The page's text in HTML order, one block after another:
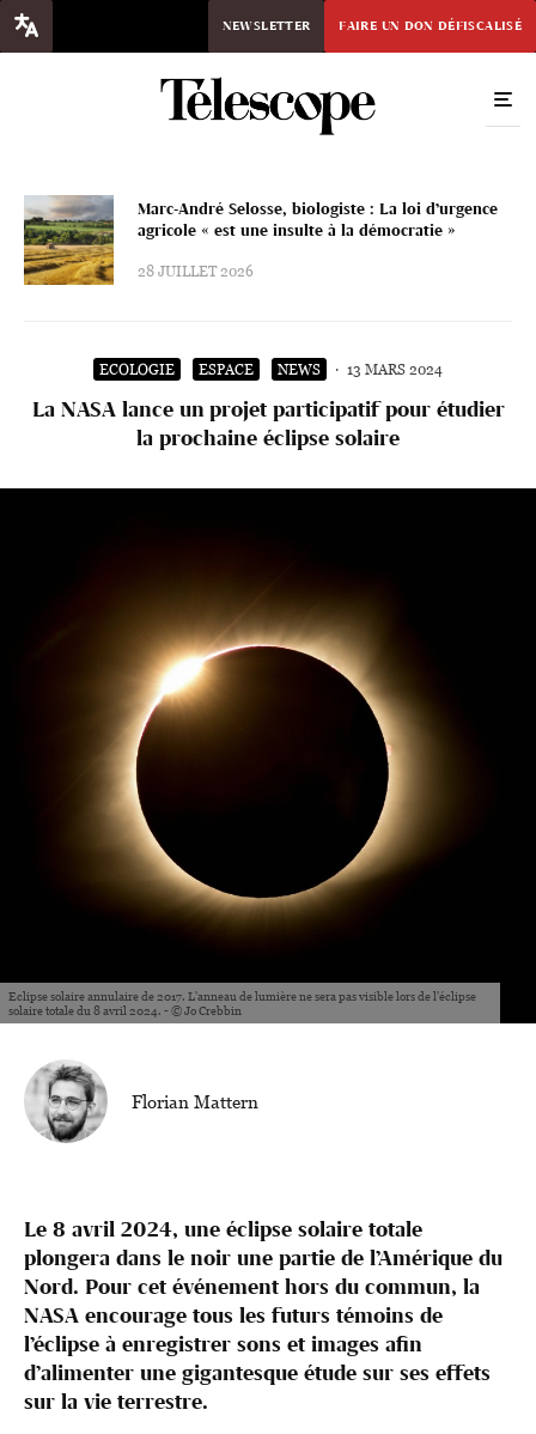
NEWSLETTER FAIRE UN DON DÉFISCALISÉ
Marc-André Selosse, biologiste : La loi d’urgence
agricole « est une insulte à la démocratie »
28 JUILLET 2026
ECOLOGIE ESPACE NEWS · 13 MARS 2024
La NASA lance un projet participatif pour étudier
la prochaine éclipse solaire
Eclipse solaire annulaire de 2017. L'anneau de lumière ne sera pas visible lors de l'éclipse
solaire totale du 8 avril 2024. - © Jo Crebbin
Florian Mattern
Le 8 avril 2024, une éclipse solaire totale
plongera dans le noir une partie de l’Amérique du
Nord. Pour cet événement hors du commun, la
NASA encourage tous les futurs témoins de
l’éclipse à enregistrer sons et images afin
d’alimenter une gigantesque étude sur ses effets
sur la vie terrestre.